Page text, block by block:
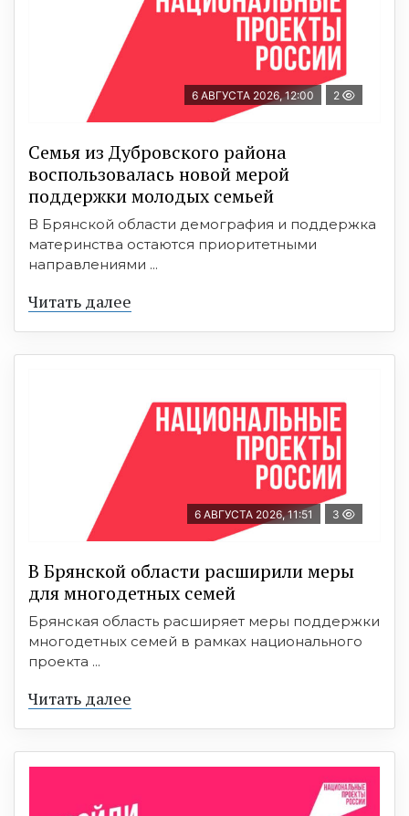
6 АВГУСТА 2026, 12:00 2
Семья из Дубровского района
воспользовалась новой мерой
поддержки молодых семьей
В Брянской области демография и поддержка
материнства остаются приоритетными
направлениями ...
Читать далее
6 АВГУСТА 2026, 11:51 3
В Брянской области расширили меры
для многодетных семей
Брянская область расширяет меры поддержки
многодетных семей в рамках национального
проекта ...
Читать далее